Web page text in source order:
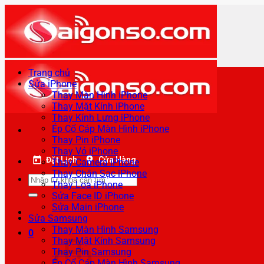
qua
nội
dung
Đặt Lịch Cửa Hàng
Tìm
kiếm:
0
Trang chủ
Sửa iPhone
Thay Màn Hình iPhone
Thay Mặt Kính iPhone
Thay Kính Lưng iPhone
Ép Cổ Cáp Màn Hình iPhone
Thay Pin iPhone
Thay Vỏ iPhone
Thay Camera iPhone
Thay Chân Sạc iPhone
Thay Loa iPhone
Sửa Face ID iPhone
Sửa Main iPhone
Sửa Samsung
Thay Màn Hình Samsung
Thay Mặt Kính Samsung
Thay Pin Samsung